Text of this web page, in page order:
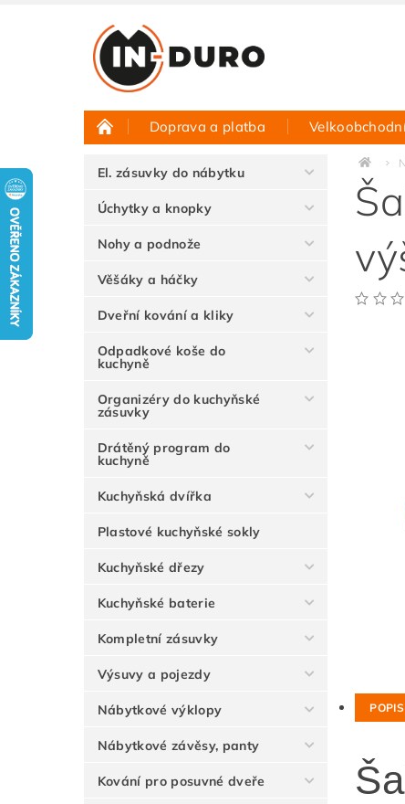
Doprava a platba
Půjčovna vzorků Hodnocení obchodu
El. zásuvky do nábytku
Úchytky a knopky
Nohy a podnože
Věšáky a háčky
Dveřní kování a kliky
Odpadkové koše do
kuchyně
Organizéry do kuchyňské
zásuvky
Drátěný program do
kuchyně
Kuchyňská dvířka
Plastové kuchyňské sokly
Kuchyňské dřezy
Kuchyňské baterie
Kompletní zásuvky
Výsuvy a pojezdy
Nábytkové výklopy
Nábytkové závěsy, panty
Kování pro posuvné dveře
POPIS